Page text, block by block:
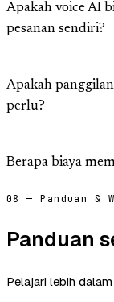
Apakah voice AI
pesanan sendiri?
Apakah
perlu?
Berapa biaya
08 — Panduan &
Panduan
Pelajari lebih